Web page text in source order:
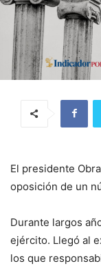
El presidente
oposición de un
Durante largos
ejército. Llegó al
los que